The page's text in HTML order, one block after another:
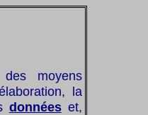
moyens
la
donnéeset,